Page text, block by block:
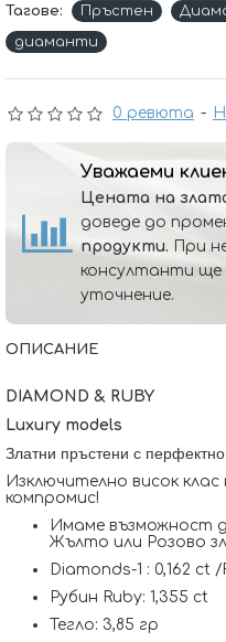
0 ревюта -
Тагове: Пръстен
диаманти
Уважаеми
Цената на
доведе до
продукти. При
консултанти ще
уточнение.
ОПИСАНИЕ
DIAMOND & RUBY
Luxury models
Златни пръстени с
Изключително висок
компромис!
Имаме възможност
Жълто или Розово
Diamonds-1 : 0,162 ct /
Рубин Ruby: 1,355 ct
Тегло: 3,85 гр